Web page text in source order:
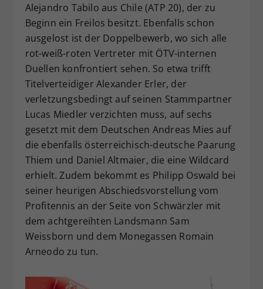
Alejandro Tabilo aus Chile (ATP 20), der zu
Beginn ein Freilos besitzt. Ebenfalls schon
ausgelost ist der Doppelbewerb, wo sich alle
rot-weiß-roten Vertreter mit ÖTV-internen
Duellen konfrontiert sehen. So etwa trifft
Titelverteidiger Alexander Erler, der
verletzungsbedingt auf seinen Stammpartner
Lucas Miedler verzichten muss, auf sechs
gesetzt mit dem Deutschen Andreas Mies auf
die ebenfalls österreichisch-deutsche Paarung
Thiem und Daniel Altmaier, die eine Wildcard
erhielt. Zudem bekommt es Philipp Oswald bei
seiner heurigen Abschiedsvorstellung vom
Profitennis an der Seite von Schwärzler mit
dem achtgereihten Landsmann Sam
Weissborn und dem Monegassen Romain
Arneodo zu tun.